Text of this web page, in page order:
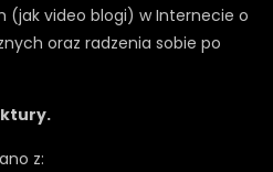
(jak video blogi) w Internecie o
oraz radzenia sobie po
z: